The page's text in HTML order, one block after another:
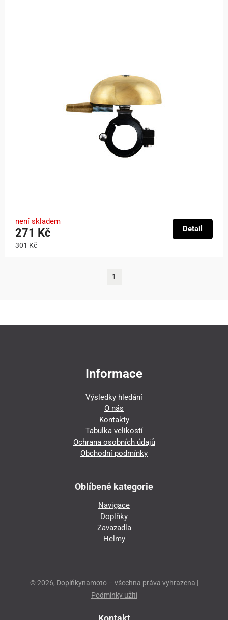
není skladem
271 Kč
301 Kč
Detail
1
Informace
Výsledky hledání
O nás
Kontakty
Tabulka velikostí
Ochrana osobních údajů
Obchodní podmínky
Oblíbené kategorie
Navigace
Doplňky
Zavazadla
Helmy
© 2026, Doplňkynamoto – všechna práva vyhrazena |
Podmínky užití